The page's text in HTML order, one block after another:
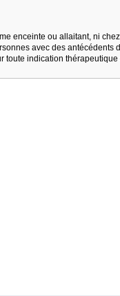
enceinte ou allaitant, ni
avec des
toute indication